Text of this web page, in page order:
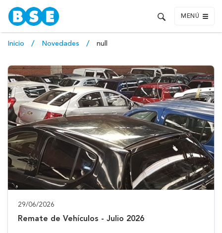
MENÚ
Inicio Novedades null
29/06/2026
Remate de Vehículos - Julio 2026